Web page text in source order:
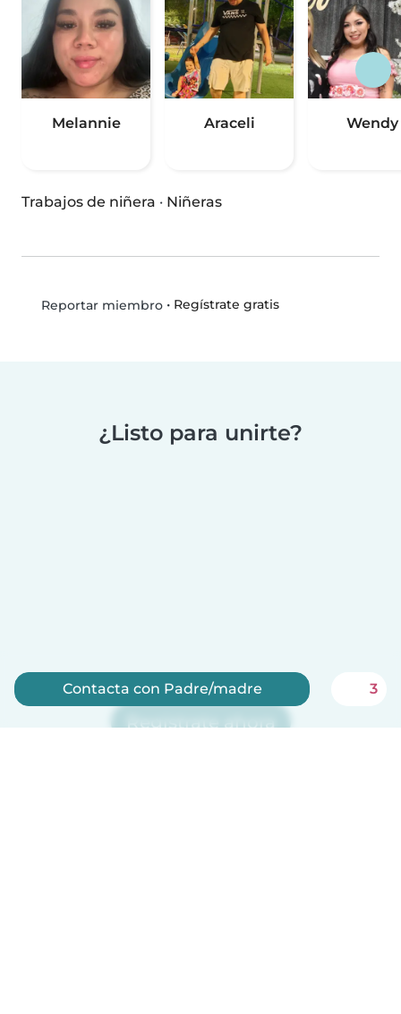
Melannie Araceli Wendy
Trabajos de niñera · Niñeras
Reportar miembro• Regístrate gratis
¿Listo para unirte?
Regístrate ahora
Contacta con Padre/madre 3